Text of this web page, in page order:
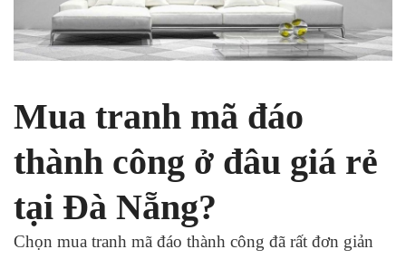
Mua tranh mã đáo
thành công ở đâu giá rẻ
tại Đà Nẵng?
Chọn mua tranh mã đáo thành công đã rất đơn giản